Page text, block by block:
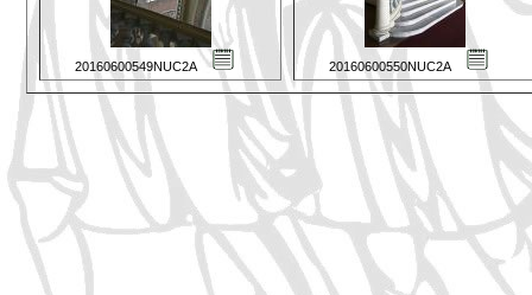
20160600549NUC2A 20160600550NUC2A